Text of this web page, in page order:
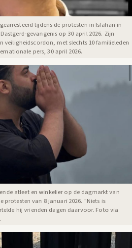
tijdens de protesten in Isfahan in
gevangenis op 30 april 2026. Zijn
veiligheidscordon, met slechts 10 familieleden
pers, 30 april 2026.
atleet en winkelier op de dagmarkt van
protesten van 8 januari 2026. "Niets is
hij vrienden dagen daarvoor. Foto via
.